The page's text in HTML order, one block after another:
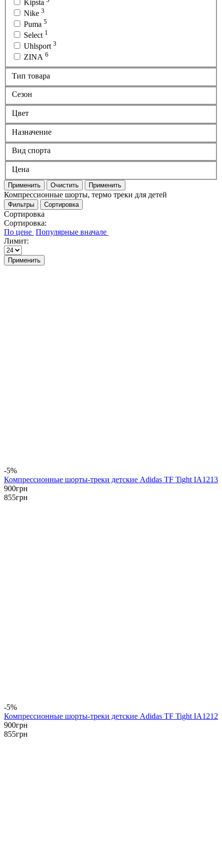
Kipsta
Nike 3
Puma 5
Select 1
Uhlsport 3
ZINA 6
Тип товара
Сезон
Цвет
Назначение
Вид спорта
Цена
Применить Очистить Применить
Компрессионные шорты, термо треки для детей
Фильтры Сортировка
Сортировка
Сортировка:
Лимит:
Применить
-5%
Компрессионные шорты-треки детские Adidas TF Tight IA1213
900грн
855грн
-5%
Компрессионные шорты-треки детские Adidas TF Tight IA1212
900грн
855грн